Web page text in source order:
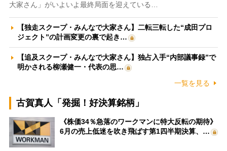
大家さん」がいよいよ最終局面を迎えている…
【独走スクープ・みんなで大家さん】二転三転した“成田プロ
ジェクト”の計画変更の裏で起き…
【追及スクープ・みんなで大家さん】独占入手“内部議事録”で
明かされる柳瀬健一・代表の思…
一覧を見る
古賀真人「発掘！好決算銘柄」
《株価34％急落のワークマンに特大反転の期待》
6月の売上低迷を吹き飛ばす第1四半期決算、…